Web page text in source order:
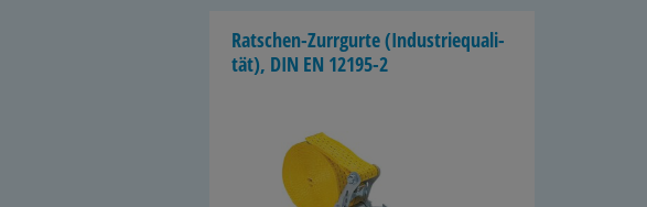
Ratschen-​Zurrgurte (In­dus­trie­qua­li­
tät), DIN EN 12195-​2